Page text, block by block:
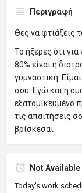
Περιγραφή
Θες να φτιάξεις
Το ήξερες ότι
80% είναι η
γυμναστική.
σου. Εγώ και η
εξατομικευμένο
τις απαιτήσεις
βρίσκεσαι
Not Available
Today's work